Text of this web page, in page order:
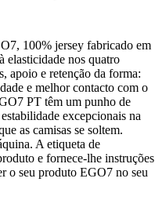
100% jersey fabricado em
elasticidade nos quatro
apoio e retenção da forma:
e melhor contacto com o
PT têm um punho de
excepcionais na
as camisas se soltem.
A etiqueta de
e fornece-lhe instruções
o seu produto EGO7 no seu